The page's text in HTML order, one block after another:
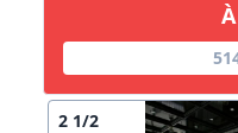
2 1/2